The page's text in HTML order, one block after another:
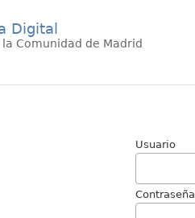
Digital
Comunidad de Madrid
Usuario
Contraseña